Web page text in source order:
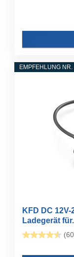
EMPFEHLUNG NR.
KFD DC
Ladegerät